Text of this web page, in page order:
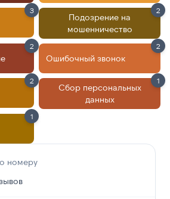
3
Подозрение на
мошенничество
2
2
Ошибочный звонок
2
2
Сбор персональных
данных
1
1
номеру